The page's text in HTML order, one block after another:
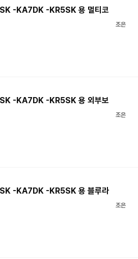
-KA7DK -KR5SK 용 멀티코
조은
-KA7DK -KR5SK 용 외부보
조은
-KA7DK -KR5SK 용 블루라
조은